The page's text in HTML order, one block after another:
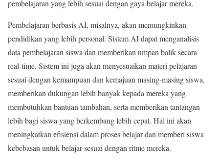
pembelajaran yang lebih sesuai dengan gaya belajar mereka.
Pembelajaran berbasis AI, misalnya, akan memungkinkan
pendidikan yang lebih personal. Sistem AI dapat menganalisis
data pembelajaran siswa dan memberikan umpan balik secara
real-time. Sistem ini juga akan menyesuaikan materi pelajaran
sesuai dengan kemampuan dan kemajuan masing-masing siswa,
memberikan dukungan lebih banyak kepada mereka yang
membutuhkan bantuan tambahan, serta memberikan tantangan
lebih bagi siswa yang berkembang lebih cepat. Hal ini akan
meningkatkan efisiensi dalam proses belajar dan memberi siswa
kebebasan untuk belajar sesuai dengan ritme mereka.